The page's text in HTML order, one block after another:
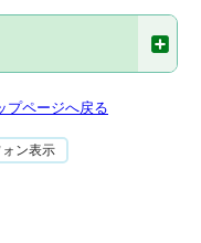
プページへ戻る
ン表示